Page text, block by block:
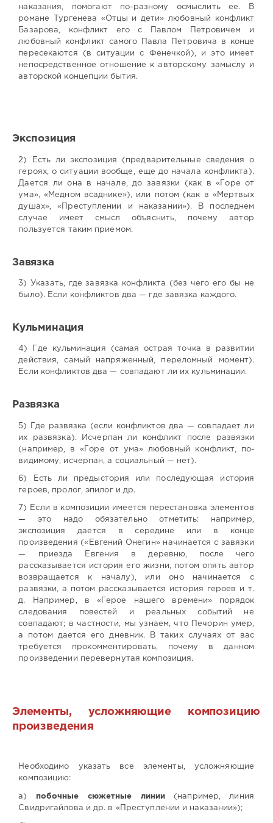
наказания, помогают по-разному осмыслить ее. В
романе Тургенева «Отцы и дети» любовный конфликт
Базарова, конфликт его с Павлом Петровичем и
любовный конфликт самого Павла Петровича в конце
пересекаются (в ситуации с Фенечкой), и это имеет
непосредственное отношение к авторскому замыслу и
авторской концепции бытия.
Экспозиция
2) Есть ли экспозиция (предварительные сведения о
героях, о ситуации вообще, еще до начала конфликта).
Дается ли она в начале, до завязки (как в «Горе от
ума», «Медном всаднике»), или потом (как в «Мертвых
душах», «Преступлении и наказании»). В последнем
случае имеет смысл объяснить, почему автор
пользуется таким приемом.
Завязка
3) Указать, где завязка конфликта (без чего его бы не
было). Если конфликтов два — где завязка каждого.
Кульминация
4) Где кульминация (самая острая точка в развитии
действия, самый напряженный, переломный момент).
Если конфликтов два — совпадают ли их кульминации.
Развязка
5) Где развязка (если конфликтов два — совпадает ли
их развязка). Исчерпан ли конфликт после развязки
(например, в «Горе от ума» любовный конфликт, по-
видимому, исчерпан, а социальный — нет).
6) Есть ли предыстория или последующая история
героев, пролог, эпилог и др.
7) Если в композиции имеется перестановка элементов
— это надо обязательно отметить: например,
экспозиция дается в середине или в конце
произведения («Евгений Онегин» начинается с завязки
— приезда Евгения в деревню, после чего
рассказывается история его жизни, потом опять автор
возвращается к началу), или оно начинается с
развязки, а потом рассказывается история героев и т.
д. Например, в «Герое нашего времени» порядок
следования повестей и реальных событий не
совпадают; в частности, мы узнаем, что Печорин умер,
а потом дается его дневник. В таких случаях от вас
требуется прокомментировать, почему в данном
произведении перевернутая композиция.
Элементы, усложняющие композицию
произведения
Необходимо указать все элементы, усложняющие
композицию:
а) побочные сюжетные линии (например, линия
Свидригайлова и др. в «Преступлении и наказании»);